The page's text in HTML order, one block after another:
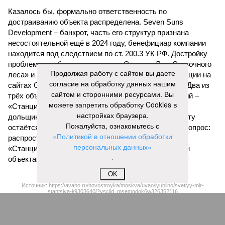
Казалось бы, формально ответственность по
достраиванию объекта распределена. Seven Suns
Development – банкрот, часть его структур признана
несостоятельной ещё в 2024 году, бенефициар компании
находится под следствием по ст. 200.3 УК РФ. Достройку
проблемных объектов группы – «Станции Л», «Сказочного
леса» и «В стремлении к свету», согласно информации на
сайтах Capital Group, осенью 2024 г. взяла на себя. Два из
трёх объектов уже сданы или близки к сдаче. Третий –
«Станция Л», крупнейший по числу пострадавших
дольщиков (3908 квартир в пяти корпусах) – по факту
остаётся стройплощадкой без стройки. Возникает вопрос:
распространяется ли договорённость 2024 года на
«Станцию Л» в полном объёме или приоритет отдан
объектам мешей сложности и меньшего масштаба?
Источник: https://avaho.ru/novostroyka/moskva/uvao/lyublino/svetlyy-mir-
stantsiya-l/9303640/?ysclid=msemqdok6w326352116
Продолжая работу с сайтом вы даете
согласие на обработку данных нашим
сайтом и сторонними ресурсами. Вы
можете запретить обработку Cookies в
настройках браузера.
Пожалуйста, ознакомьтесь с
«Политикой в отношении обработки
персональных данных»
.
OK